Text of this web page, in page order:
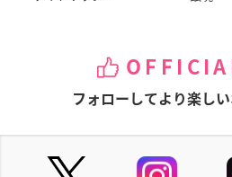
フォローしてより楽し